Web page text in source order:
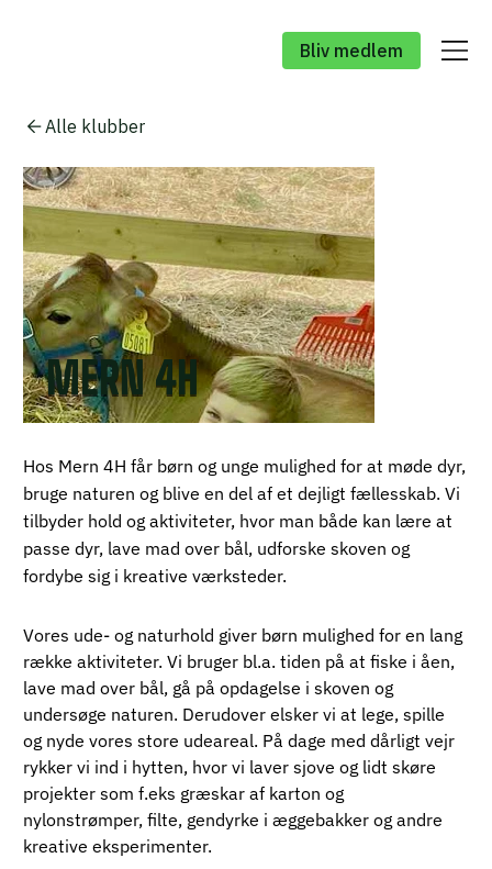
Bliv medlem
Alle klubber
MERN 4H
Hos Mern 4H får børn og unge mulighed for at møde dyr,
bruge naturen og blive en del af et dejligt fællesskab. Vi
tilbyder hold og aktiviteter, hvor man både kan lære at
passe dyr, lave mad over bål, udforske skoven og
fordybe sig i kreative værksteder.
Vores ude- og naturhold giver børn mulighed for en lang
række aktiviteter. Vi bruger bl.a. tiden på at fiske i åen,
lave mad over bål, gå på opdagelse i skoven og
undersøge naturen. Derudover elsker vi at lege, spille
og nyde vores store udeareal. På dage med dårligt vejr
rykker vi ind i hytten, hvor vi laver sjove og lidt skøre
projekter som f.eks græskar af karton og
nylonstrømper, filte, gendyrke i æggebakker og andre
kreative eksperimenter.